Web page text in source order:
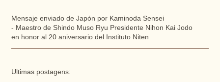
Mensaje enviado de Japón por Kaminoda Sensei
- Maestro de Shindo Muso Ryu Presidente Nihon Kai Jodo
en honor al 20 aniversario del Instituto Niten
Ultimas postagens: